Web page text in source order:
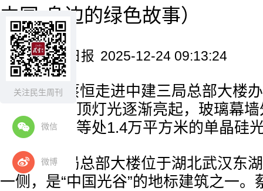
关注民生周刊
微信
微博
中国·身边的绿色故事）
来源：人民日报 2025-12-24 09:13:24
清晨，蔡恒走进中建三局总部大楼
脚步声，头顶灯光逐渐亮起，玻璃幕
楼顶、连廊等处1.4万平方米的单晶硅
中建三局总部大楼位于湖北武汉东
一侧，是“中国光谷”的地标建筑之一。